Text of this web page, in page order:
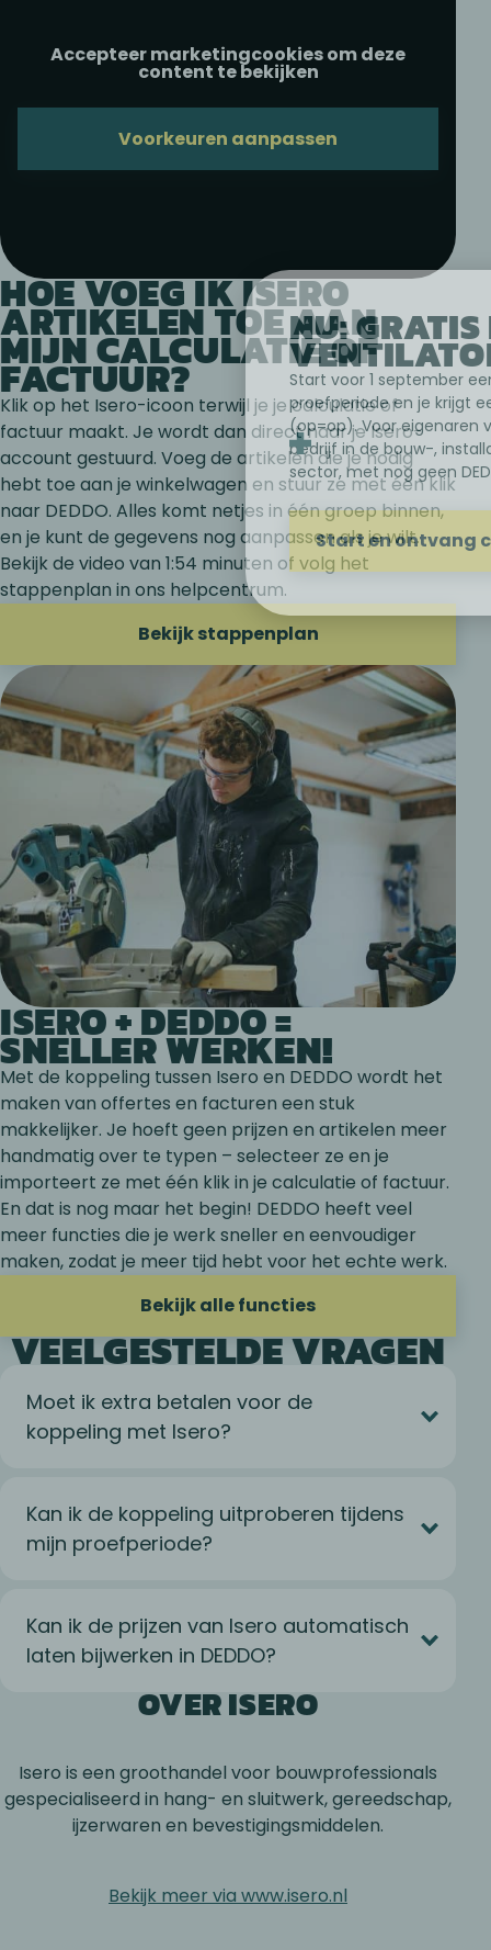
Accepteer marketingcookies om deze
content te bekijken
Voorkeuren aanpassen
HOE VOEG IK ISERO
ARTIKELEN TOE AAN
MIJN CALCULATIE OF
FACTUUR?
Klik op het Isero-icoon terwijl je je calculatie of
factuur maakt. Je wordt dan direct naar je Isero-
account gestuurd. Voeg de artikelen die je nodig
hebt toe aan je winkelwagen en stuur ze met één klik
naar DEDDO. Alles komt netjes in één groep binnen,
en je kunt de gegevens nog aanpassen als je wilt.
Bekijk de video van 1:54 minuten of volg het
stappenplan in ons helpcentrum.
Bekijk stappenplan
ISERO + DEDDO =
SNELLER WERKEN!
Met de koppeling tussen Isero en DEDDO wordt het
maken van offertes en facturen een stuk
makkelijker. Je hoeft geen prijzen en artikelen meer
handmatig over te typen – selecteer ze en je
importeert ze met één klik in je calculatie of factuur.
En dat is nog maar het begin! DEDDO heeft veel
meer functies die je werk sneller en eenvoudiger
maken, zodat je meer tijd hebt voor het echte werk.
Bekijk alle functies
VEELGESTELDE VRAGEN
Moet ik extra betalen voor de
koppeling met Isero?
Kan ik de koppeling uitproberen tijdens
mijn proefperiode?
Kan ik de prijzen van Isero automatisch
laten bijwerken in DEDDO?
OVER ISERO
Isero is een groothandel voor bouwprofessionals
gespecialiseerd in hang- en sluitwerk, gereedschap,
ijzerwaren en bevestigingsmiddelen.
Bekijk meer via www.isero.nl
NU:
Start voor 1 september
proefperiode en je krijgt
(op=op). Voor eigenaren
bedrijf in de bouw-,
sector, met nog geen
Start en ontvang